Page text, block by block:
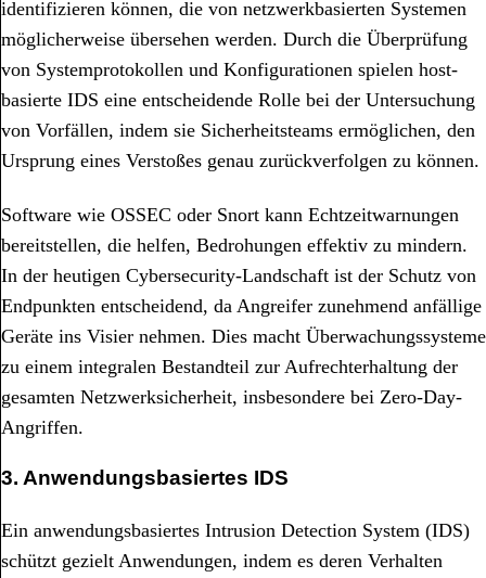
identifizieren können, die von netzwerkbasierten Systemen
möglicherweise übersehen werden. Durch die Überprüfung
von Systemprotokollen und Konfigurationen spielen host-
basierte IDS eine entscheidende Rolle bei der Untersuchung
von Vorfällen, indem sie Sicherheitsteams ermöglichen, den
Ursprung eines Verstoßes genau zurückverfolgen zu können.
Software wie OSSEC oder Snort kann Echtzeitwarnungen
bereitstellen, die helfen, Bedrohungen effektiv zu mindern.
In der heutigen Cybersecurity-Landschaft ist der Schutz von
Endpunkten entscheidend, da Angreifer zunehmend anfällige
Geräte ins Visier nehmen. Dies macht Überwachungssysteme
zu einem integralen Bestandteil zur Aufrechterhaltung der
gesamten Netzwerksicherheit, insbesondere bei Zero-Day-
Angriffen.
3. Anwendungsbasiertes IDS
Ein anwendungsbasiertes Intrusion Detection System (IDS)
schützt gezielt Anwendungen, indem es deren Verhalten